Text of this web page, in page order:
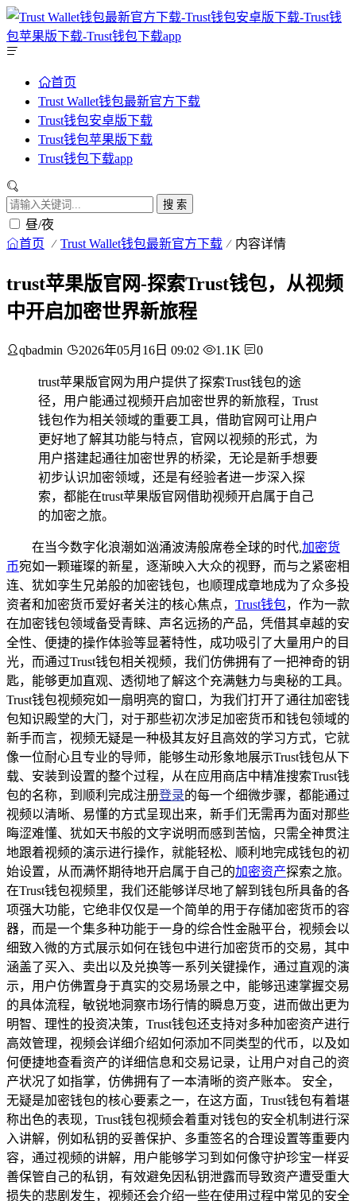
首页
Trust Wallet钱包最新官方下载
Trust钱包安卓版下载
Trust钱包苹果版下载
Trust钱包下载app
搜 索
昼/夜
首页 Trust Wallet钱包最新官方下载 内容详情
trust苹果版官网-探索Trust钱包，从视频
中开启加密世界新旅程
qbadmin 2026年05月16日 09:02 1.1K 0
trust苹果版官网为用户提供了探索Trust钱包的途
径，用户能通过视频开启加密世界的新旅程，Trust
钱包作为相关领域的重要工具，借助官网可让用户
更好地了解其功能与特点，官网以视频的形式，为
用户搭建起通往加密世界的桥梁，无论是新手想要
初步认识加密领域，还是有经验者进一步深入探
索，都能在trust苹果版官网借助视频开启属于自己
的加密之旅。
在当今数字化浪潮如汹涌波涛般席卷全球的时代,加密货
币宛如一颗璀璨的新星，逐渐映入大众的视野，而与之紧密相
连、犹如孪生兄弟般的加密钱包，也顺理成章地成为了众多投
资者和加密货币爱好者关注的核心焦点， Trust钱包，作为一款
在加密钱包领域备受青睐、声名远扬的产品，凭借其卓越的安
全性、便捷的操作体验等显著特性，成功吸引了大量用户的目
光，而通过Trust钱包相关视频，我们仿佛拥有了一把神奇的钥
匙，能够更加直观、透彻地了解这个充满魅力与奥秘的工具。
Trust钱包视频宛如一扇明亮的窗口，为我们打开了通往加密钱
包知识殿堂的大门，对于那些初次涉足加密货币和钱包领域的
新手而言，视频无疑是一种极其友好且高效的学习方式，它就
像一位耐心且专业的导师，能够生动形象地展示Trust钱包从下
载、安装到设置的整个过程，从在应用商店中精准搜索Trust钱
包的名称，到顺利完成注册登录的每一个细微步骤，都能通过
视频以清晰、易懂的方式呈现出来，新手们无需再为面对那些
晦涩难懂、犹如天书般的文字说明而感到苦恼，只需全神贯注
地跟着视频的演示进行操作，就能轻松、顺利地完成钱包的初
始设置，从而满怀期待地开启属于自己的加密资产探索之旅。
在Trust钱包视频里，我们还能够详尽地了解到钱包所具备的各
项强大功能，它绝非仅仅是一个简单的用于存储加密货币的容
器，而是一个集多种功能于一身的综合性金融平台，视频会以
细致入微的方式展示如何在钱包中进行加密货币的交易，其中
涵盖了买入、卖出以及兑换等一系列关键操作，通过直观的演
示，用户仿佛置身于真实的交易场景之中，能够迅速掌握交易
的具体流程，敏锐地洞察市场行情的瞬息万变，进而做出更为
明智、理性的投资决策，Trust钱包还支持对多种加密资产进行
高效管理，视频会详细介绍如何添加不同类型的代币，以及如
何便捷地查看资产的详细信息和交易记录，让用户对自己的资
产状况了如指掌，仿佛拥有了一本清晰的资产账本。 安全，
无疑是加密钱包的核心要素之一，在这方面，Trust钱包有着堪
称出色的表现，Trust钱包视频会着重对钱包的安全机制进行深
入讲解，例如私钥的妥善保护、多重签名的合理设置等重要内
容，通过视频的讲解，用户能够学习到如何像守护珍宝一样妥
善保管自己的私钥，有效避免因私钥泄露而导致资产遭受重大
损失的悲剧发生，视频还会介绍一些在使用过程中常见的安全